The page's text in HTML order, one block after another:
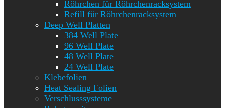
Röhrchen für Röhrchenracksystem
Refill für Röhrchenracksystem
Deep Well Platten
384 Well Plate
96 Well Plate
48 Well Plate
24 Well Plate
Klebefolien
Heat Sealing Folien
Verschlusssysteme